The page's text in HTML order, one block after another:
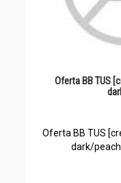
Oferta BB TUS
Oferta BB TUS
dark/